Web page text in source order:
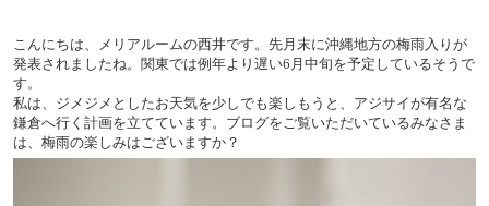
こんにちは、メリアルームの西井です。先月末に沖縄地方の梅雨入りが
発表されましたね。関東では例年より遅い6月中旬を予定しているそうで
す。
私は、ジメジメとしたお天気を少しでも楽しもうと、アジサイが有名な
鎌倉へ行く計画を立てています。ブログをご覧いただいているみなさま
は、梅雨の楽しみはございますか？